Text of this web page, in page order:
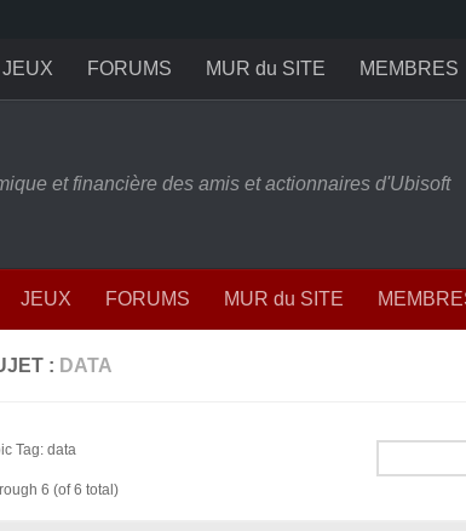
JEUX FORUMS MUR du SITE MEMBRES
et financière des amis et actionnaires d'Ubisoft
JEUX FORUMS MUR du SITE
: DATA
Tag: data
6 (of 6 total)